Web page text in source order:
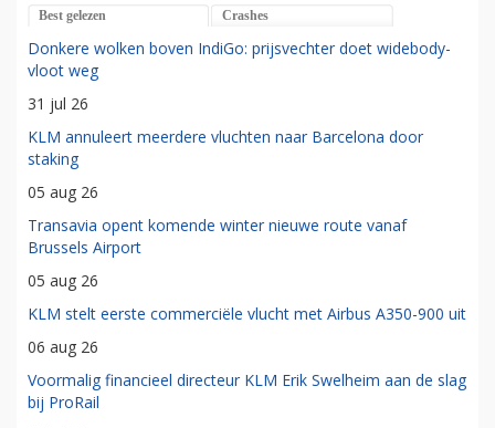
Best gelezen Crashes
Donkere wolken boven IndiGo: prijsvechter doet widebody-
vloot weg
31 jul 26
KLM annuleert meerdere vluchten naar Barcelona door
staking
05 aug 26
Transavia opent komende winter nieuwe route vanaf
Brussels Airport
05 aug 26
KLM stelt eerste commerciële vlucht met Airbus A350-900 uit
06 aug 26
Voormalig financieel directeur KLM Erik Swelheim aan de slag
bij ProRail